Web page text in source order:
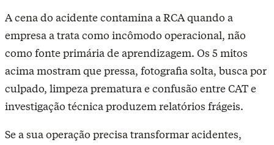
A cena do acidente contamina a RCA quando a
empresa a trata como incômodo operacional, não
como fonte primária de aprendizagem. Os 5 mitos
acima mostram que pressa, fotografia solta, busca por
culpado, limpeza prematura e confusão entre CAT e
investigação técnica produzem relatórios frágeis.
Se a sua operação precisa transformar acidentes,